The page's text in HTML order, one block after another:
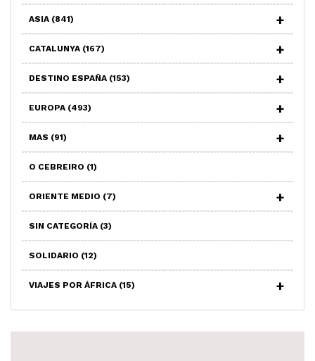
ASIA (841)
CATALUNYA (167)
DESTINO ESPAÑA (153)
EUROPA (493)
MAS (91)
O CEBREIRO (1)
ORIENTE MEDIO (7)
SIN CATEGORÍA (3)
SOLIDARIO (12)
VIAJES POR ÁFRICA (15)